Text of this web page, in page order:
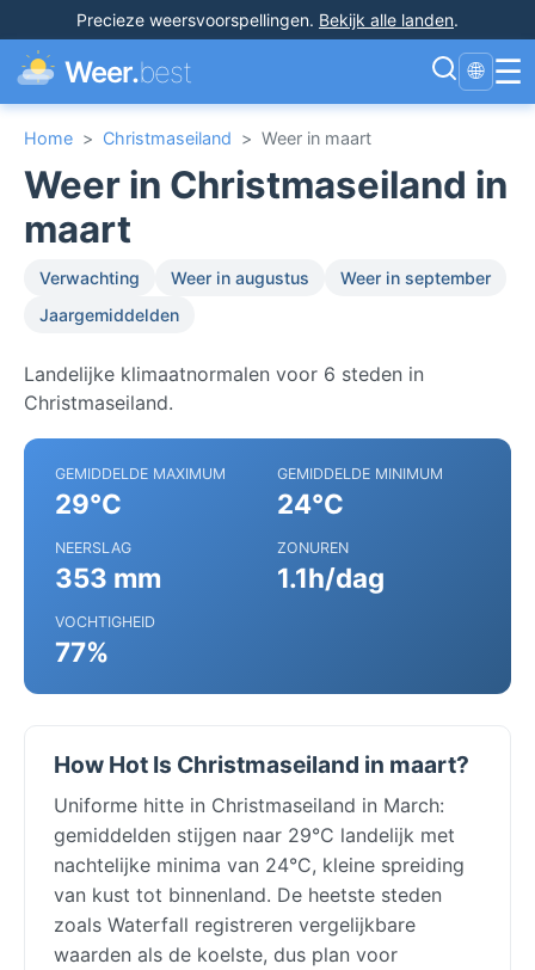
Precieze weersvoorspellingen. Bekijk alle landen.
Weer.best 🌐 ☰
Home > Christmaseiland > Weer in maart
Weer in Christmaseiland in
maart
Verwachting Weer in augustus
Weer in september
Jaargemiddelden
Landelijke klimaatnormalen voor 6 steden in
Christmaseiland.
GEMIDDELDE MAXIMUM
29°C
GEMIDDELDE MINIMUM
24°C
NEERSLAG
353 mm
ZONUREN
1.1h/dag
VOCHTIGHEID
77%
How Hot Is Christmaseiland in maart?
Uniforme hitte in Christmaseiland in March:
gemiddelden stijgen naar 29°C landelijk met
nachtelijke minima van 24°C, kleine spreiding
van kust tot binnenland. De heetste steden
zoals Waterfall registreren vergelijkbare
waarden als de koelste, dus plan voor